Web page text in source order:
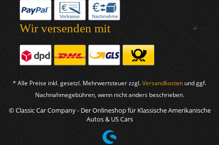
Wir versenden mit
* Alle Preise inkl. gesetzl. Mehrwertsteuer zzgl.Versandkosten und ggf.
Nachnahmegebühren, wenn nicht anders beschrieben.
© Classic Car Company - Der Onlineshop für Klassische Amerikanische
Autos & US Cars